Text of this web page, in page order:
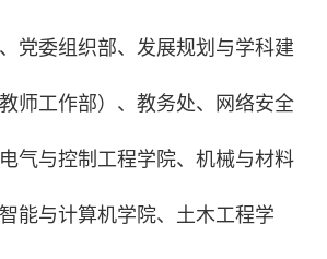
党委组织部、发展规划与学科建
师工作部）、教务处、网络安全
气与控制工程学院、机械与材料
能与计算机学院、土木工程学